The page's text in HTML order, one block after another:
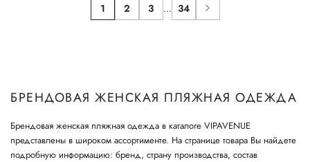
1 2 3 ... 34
БРЕНДОВАЯ ЖЕНСКАЯ ПЛЯЖНАЯ ОДЕЖДА
Брендовая женская пляжная одежда в каталоге VIPAVENUE
представлены в широком ассортименте. На странице товара Вы найдете
подробную информацию: бренд, страну производства, состав